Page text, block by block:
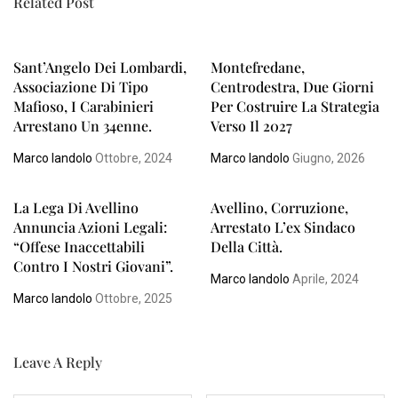
Sant’Angelo Dei Lombardi,
Associazione Di Tipo
Mafioso, I Carabinieri
Arrestano Un 34enne.
Marco Iandolo Ottobre, 2024
Montefredane,
Centrodestra, Due Giorni
Per Costruire La Strategia
Verso Il 2027
Marco Iandolo Giugno, 2026
La Lega Di Avellino
Annuncia Azioni Legali:
“Offese Inaccettabili
Contro I Nostri Giovani”.
Marco Iandolo Ottobre, 2025
Avellino, Corruzione,
Arrestato L’ex Sindaco
Della Città.
Marco Iandolo Aprile, 2024
Leave A Reply